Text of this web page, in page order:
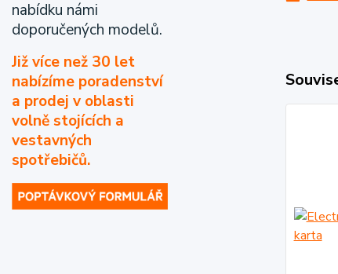
nabídku námi
doporučených modelů.
Již více než 30 let
nabízíme poradenství
a prodej v oblasti
volně stojících a
vestavných
spotřebičů.